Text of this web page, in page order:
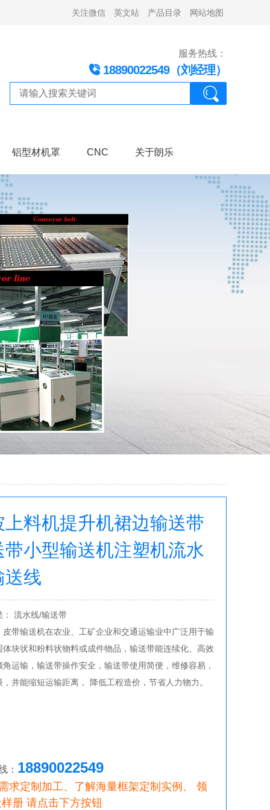
关注微信 英文站 产品目录 网站地图
服务热线：
18890022549（刘经理）
铝型材机罩 CNC 关于朗乐
上料机提升机裙边输送带
带小型输送机注塑机流水
送线
： 流水线/输送带
皮带输送机在农业、工矿企业和交通运输业中广泛用于输
体块状和粉料状物料或成件物品，输送带能连续化、高效
角运输，输送带操作安全，输送带使用简便，维修容易，
，并能缩短运输距离， 降低工程造价，节省人力物力。
： 18890022549
求定制加工、了解海量框架定制实例、 领
册 请点击下方按钮